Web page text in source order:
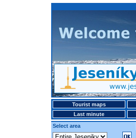
Tourist maps
Last minute
Select area